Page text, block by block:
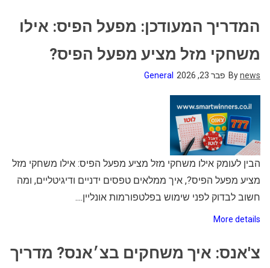
המדריך המעודכן: מפעל הפיס: אילו
משחקי מזל מציע מפעל הפיס?
Bynews פבר 23, 2026 General
הבין לעומק אילו משחקי מזל מציע מפעל הפיס: אילו משחקי מזל
מציע מפעל הפיס?, איך ממלאים טפסים ידניים ודיגיטליים, ומה
חשוב לבדוק לפני שימוש בפלטפורמות אונליין....
More details
צ'אנס: איך משחקים בצ׳אנס? מדריך